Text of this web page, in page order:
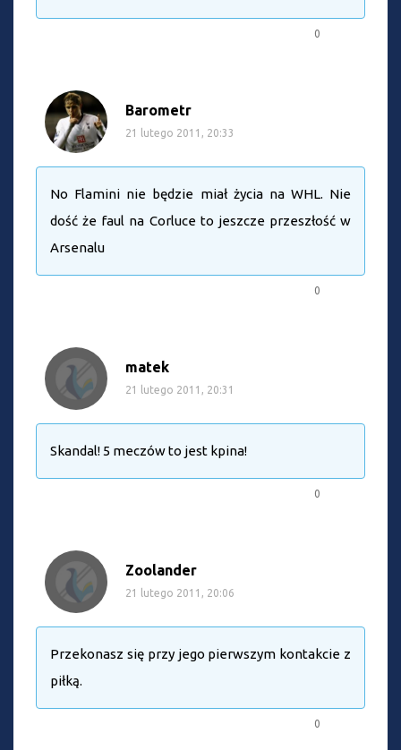
0
Barometr
21 lutego 2011, 20:33
No Flamini nie będzie miał życia na WHL. Nie
dość że faul na Corluce to jeszcze przeszłość w
Arsenalu
0
matek
21 lutego 2011, 20:31
Skandal! 5 meczów to jest kpina!
0
Zoolander
21 lutego 2011, 20:06
Przekonasz się przy jego pierwszym kontakcie z
piłką.
0